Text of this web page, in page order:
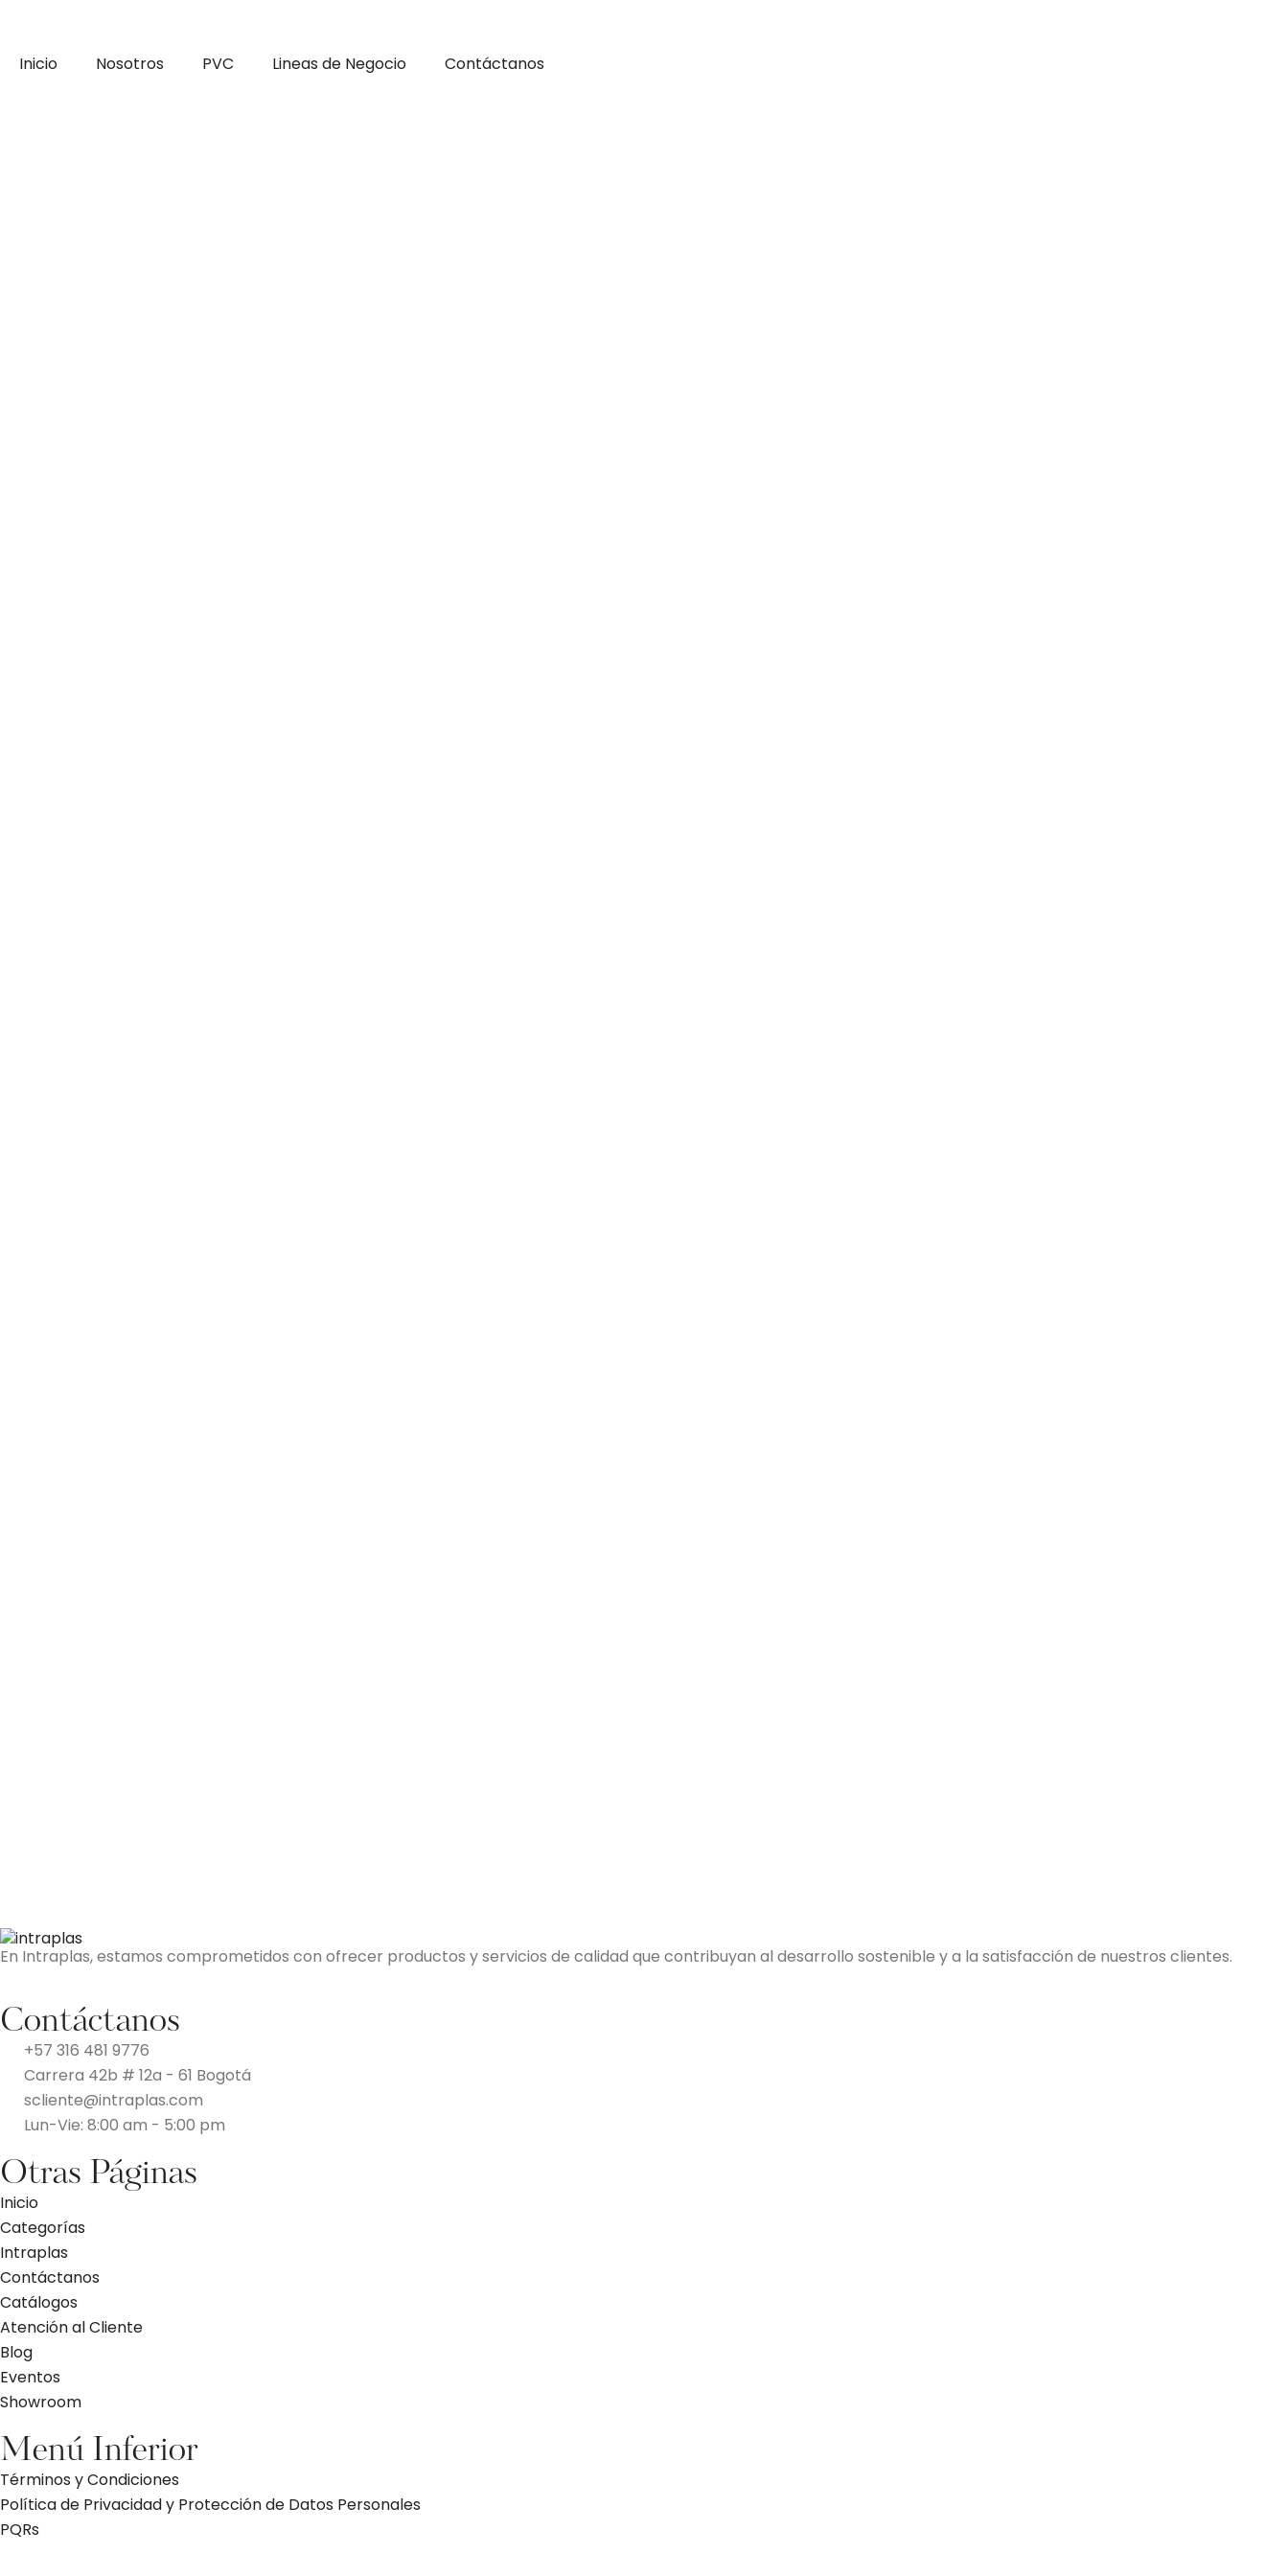
Inicio Nosotros PVC Lineas de Negocio Contáctanos
En Intraplas, estamos comprometidos con ofrecer productos y servicios de calidad que contribuyan al desarrollo sostenible y a la satisfacción de nuestros clientes.
Contáctanos
+57 316 481 9776
Carrera 42b # 12a - 61 Bogotá
scliente@intraplas.com
Lun-Vie: 8:00 am - 5:00 pm
Otras Páginas
Inicio
Categorías
Intraplas
Contáctanos
Catálogos
Atención al Cliente
Blog
Eventos
Showroom
Menú Inferior
Términos y Condiciones
Política de Privacidad y Protección de Datos Personales
PQRs